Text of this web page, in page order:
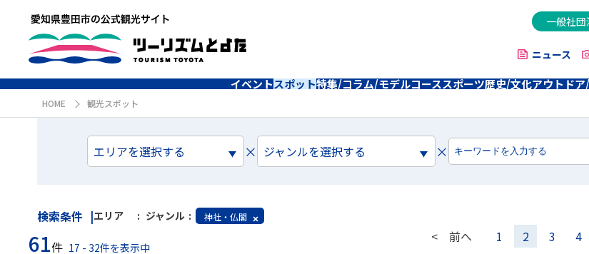
一般社
ニュース
イベントスポット特集/コラム/モデルコーススポーツ歴史/文化アウトドア
HOME 観光スポット
エリアを選択する × ジャンルを選択する ×
検索条件 エリア ジャンル 神社・仏閣
61件 17 - 32件を表示中
< 前へ 1 2 3 4